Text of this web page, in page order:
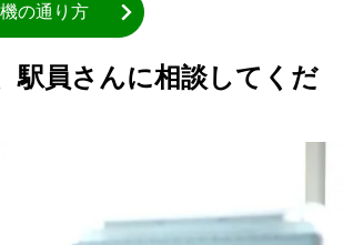
の通り方
駅員さんに相談してくだ